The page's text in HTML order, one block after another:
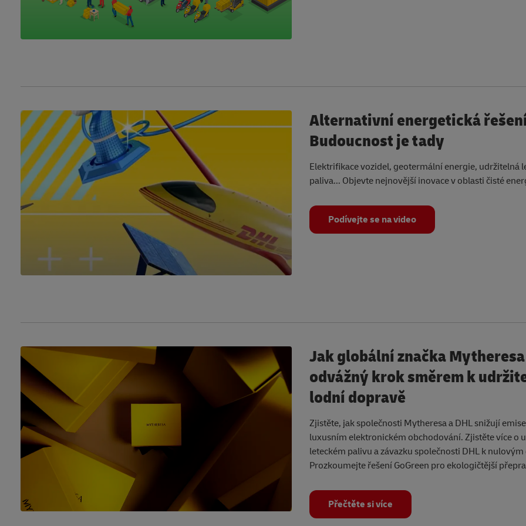
Alternativní energetická
Budoucnost je tady
Elektrifikace vozidel, geotermální energie, udržitelná
paliva... Objevte nejnovější inovace v oblasti čisté
Podívejte se na video
Jak globální značka
odvážný krok směrem k
lodní dopravě
Zjistěte, jak společnosti Mytheresa a DHL snižují
luxusním elektronickém obchodování. Zjistěte více o
leteckém palivu a závazku společnosti DHL k
Prozkoumejte řešení GoGreen pro ekologičtější
Přečtěte si více